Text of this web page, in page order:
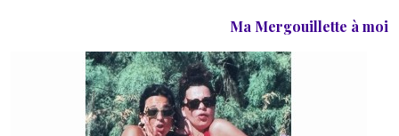
Ma Mergouillette à moi